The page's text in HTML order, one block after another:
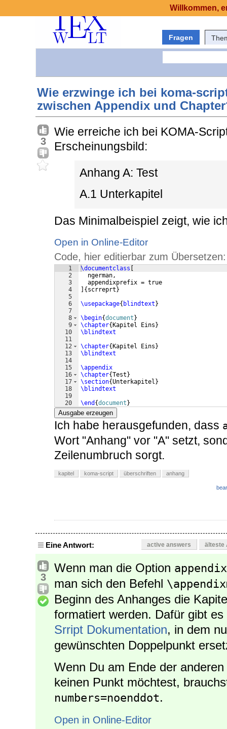
Fragen
Wie erzwinge ich bei koma-
zwischen Appendix und
3
Wie erreiche ich bei KOMA-
Erscheinungsbild:
Anhang A: Test
A.1 Unterkapitel
Das Minimalbeispiel zeigt, wie
Open in Online-Editor
Code, hier editierbar zum Übersetzen:
1
2
3
4
5
6
7
8
9
10
11
12
13
14
15
16
17
18
19
20
\documentclass
  ngerman,
  appendixprefix = true
{ scrreprt }
\usepackage{ blindtext }
\begin{document }
\chapter{ Kapitel Eins }
\blindtext
\chapter{ Kapitel Eins }
\blindtext
\appendix
\chapter{Test }
\section{Unterkapitel }
\blindtext
\end {document }
Ausgabe erzeugen
Ich habe herausgefunden, dass
Wort "Anhang" vor "A" setzt,
Zeilenumbruch sorgt.
kapitel koma-script überschriften anhang
Eine Antwort: active answers älteste
3
Wenn man die Option
man sich den Befehl
Beginn des Anhanges die
formatiert werden. Dafür gibt
Srript Dokumentation, in dem
gewünschten Doppelpunkt
Wenn Du am Ende der
keinen Punkt möchtest,
numbers=noenddot.
Open in Online-Editor
Willkommen,